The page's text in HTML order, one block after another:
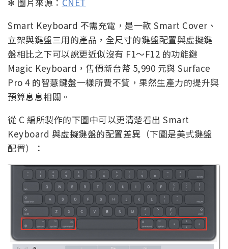
Smart Keyboard 不需充電，是一款 Smart Cover、
立架與鍵盤三用的產品，全尺寸的鍵盤配置與虛擬鍵
盤相比之下可以說更近似沒有 F1～F12 的功能鍵
Magic Keyboard，售價新台幣 5,990 元與 Surface
Pro 4 的智慧鍵盤一樣所費不貲，果然生產力的提升與
預算息息相關。
從 C 編所製作的下圖中可以更清楚看出 Smart
Keyboard 與虛擬鍵盤的配置差異（下圖是美式鍵盤
配置）：